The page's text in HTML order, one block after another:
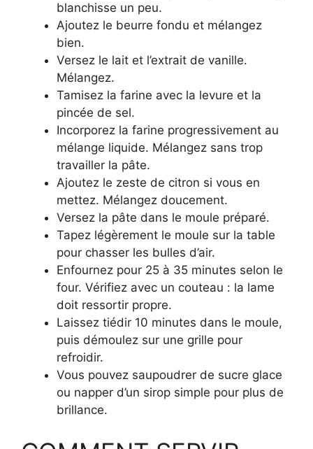
blanchisse un peu.
Ajoutez le beurre fondu et mélangez
bien.
Versez le lait et l’extrait de vanille.
Mélangez.
Tamisez la farine avec la levure et la
pincée de sel.
Incorporez la farine progressivement au
mélange liquide. Mélangez sans trop
travailler la pâte.
Ajoutez le zeste de citron si vous en
mettez. Mélangez doucement.
Versez la pâte dans le moule préparé.
Tapez légèrement le moule sur la table
pour chasser les bulles d’air.
Enfournez pour 25 à 35 minutes selon le
four. Vérifiez avec un couteau : la lame
doit ressortir propre.
Laissez tiédir 10 minutes dans le moule,
puis démoulez sur une grille pour
refroidir.
Vous pouvez saupoudrer de sucre glace
ou napper d’un sirop simple pour plus de
brillance.